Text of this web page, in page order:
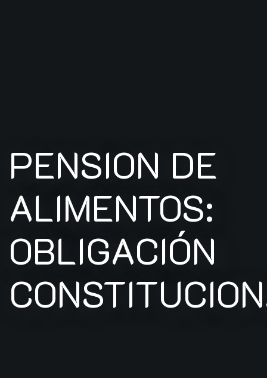
PENSION DE
ALIMENTOS:
OBLIGACIÓN